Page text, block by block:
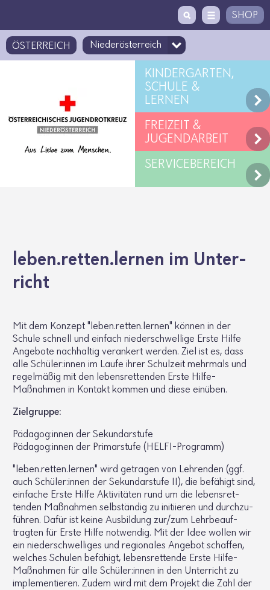
SHOP
ÖSTERREICH
KINDERGARTEN,
SCHULE &
LERNEN
FREIZEIT &
JUGENDARBEIT
SERVICEBEREICH
leben.​retten.​lernen im Unter­
richt
Mit dem Konzept "leben.​retten.​lernen" können in der
Schule schnell und einfach nieder­schwel­lige Erste Hilfe
Ange­bote nach­haltig veran­kert werden. Ziel ist es, dass
alle Schüler:innen im Laufe ihrer Schul­zeit mehr­mals und
regel­mäßig mit den lebens­ret­tenden Erste Hilfe-
Maßnahmen in Kontakt kommen und diese einüben.
Ziel­gruppe:
Pädagog:innen der Sekun­dar­stufe
Pädagog:innen der Primar­stufe (HELFI-Programm)
"leben.​retten.​lernen" wird getragen von Lehrenden (ggf.
auch Schüler:innen der Sekun­dar­stufe II), die befä­higt sind,
einfache Erste Hilfe Akti­vi­täten rund um die lebens­ret­
tenden Maßnahmen selb­ständig zu initi­ieren und durch­zu­
führen. Dafür ist keine Ausbil­dung zur/zum Lehr­be­auf­
tragten für Erste Hilfe notwendig. Mit der Idee wollen wir
ein nieder­schwel­liges und regio­nales Angebot schaffen,
welches Schulen befä­higt, lebens­ret­tende Erste Hilfe-
Maßnahmen für alle Schüler:innen in den Unter­richt zu
imple­men­tieren. Zudem wird mit dem Projekt die Zahl der